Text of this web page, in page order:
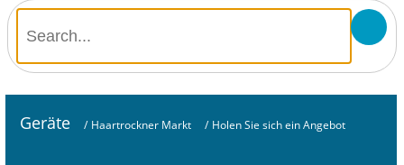
Geräte / Haartrockner Markt / Holen Sie sich ein Angebot